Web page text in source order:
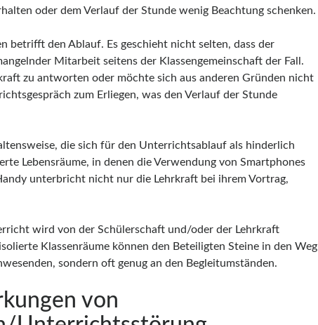
oder dem Verlauf der Stunde wenig Beachtung schenken.
betrifft den Ablauf. Es geschieht nicht selten, dass der
Mitarbeit seitens der Klassengemeinschaft der Fall.
zu antworten oder möchte sich aus anderen Gründen nicht
zum Erliegen, was den Verlauf der Stunde
die sich für den Unterrichtsablauf als hinderlich
Lebensräume, in denen die Verwendung von Smartphones
unterbricht nicht nur die Lehrkraft bei ihrem Vortrag,
wird von der Schülerschaft und/oder der Lehrkraft
Klassenräume können den Beteiligten Steine in den Weg
sondern oft genug an den Begleitumständen.
von